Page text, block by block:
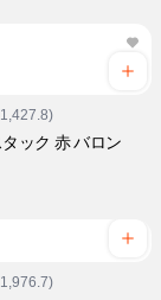
ック 赤 バロン